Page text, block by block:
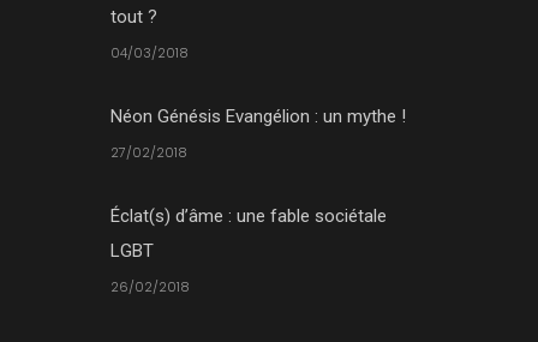
tout ?
04/03/2018
Néon Génésis Evangélion : un mythe !
27/02/2018
Éclat(s) d’âme : une fable sociétale
LGBT
26/02/2018